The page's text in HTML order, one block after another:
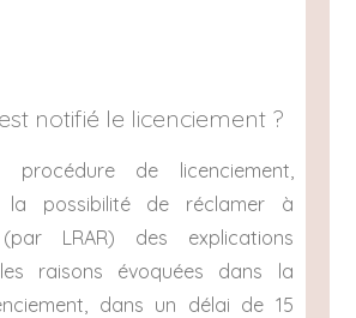
notifié le licenciement ?
de licenciement,
la possibilité de réclamer à
(par LRAR) des explications
raisons évoquées dans la
dans un délai de 15